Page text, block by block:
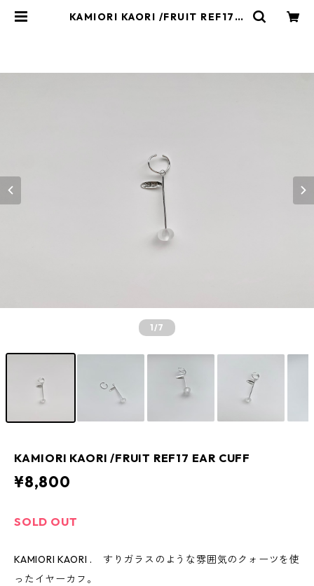
KAMIORI KAORI /FRUIT REF17 E
1/7
KAMIORI KAORI /FRUIT REF17 EAR CUFF
¥8,800
SOLD OUT
KAMIORI KAORI . すりガラスのような雰囲気のクォーツを使
ったイヤーカフ。